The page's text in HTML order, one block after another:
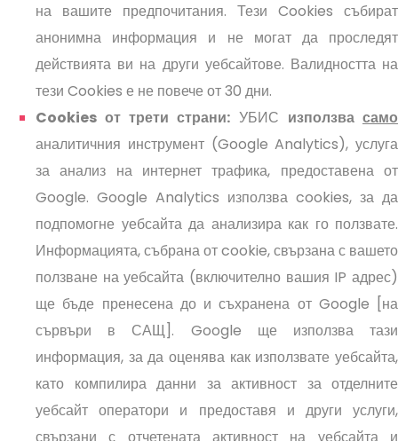
на вашите предпочитания. Тези Cookies събират
анонимна информация и не могат да проследят
действията ви на други уебсайтове. Валидността на
тези Cookies е не повече от 30 дни.
Cookies от трети страни: УБИС използва само
аналитичния инструмент (Google Analytics), услуга
за анализ на интернет трафика, предоставена от
Google. Google Analytics използва cookies, за да
подпомогне уебсайта да анализира как го ползвате.
Информацията, събрана от cookie, свързана с вашето
ползване на уебсайта (включително вашия IP адрес)
ще бъде пренесена до и съхранена от Google [на
сървъри в САЩ]. Google ще използва тази
информация, за да оценява как използвате уебсайта,
като компилира данни за активност за отделните
уебсайт оператори и предоставя и други услуги,